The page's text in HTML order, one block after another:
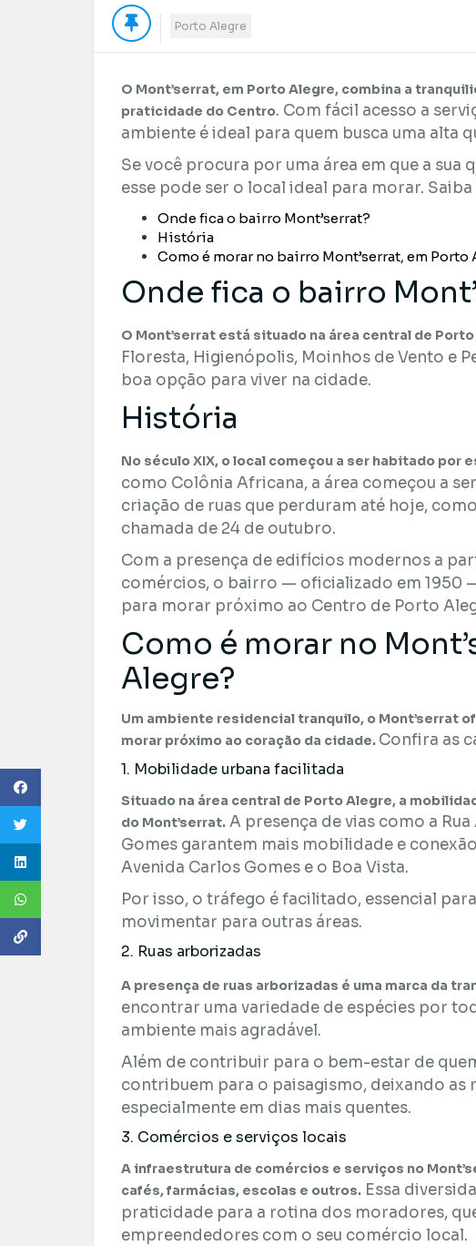
Porto Alegre
O Mont’serrat, em Porto Alegre, combina a
praticidade do Centro. Com fácil acesso a
ambiente é ideal para quem busca uma alta
Se você procura por uma área em que a sua
esse pode ser o local ideal para morar.
Onde fica o bairro Mont’serrat?
História
Como é morar no bairro Mont’serrat, em Porto
Onde fica o bairro
O Mont’serrat está situado na área central de
Floresta, Higienópolis, Moinhos de Vento e
boa opção para viver na cidade.
História
No século XIX, o local começou a ser habitado por
como Colônia Africana, a área começou a
criação de ruas que perduram até hoje,
chamada de 24 de outubro.
Com a presença de edifícios modernos a
comércios, o bairro — oficializado em 1950
para morar próximo ao Centro de Porto
Como é morar no
Alegre?
Um ambiente residencial tranquilo, o Mont’serrat
morar próximo ao coração da cidade. Confira as
1. Mobilidade urbana facilitada
Situado na área central de Porto Alegre, a
do Mont’serrat. A presença de vias como a
Gomes garantem mais mobilidade e
Avenida Carlos Gomes e o Boa Vista.
Por isso, o tráfego é facilitado, essencial
movimentar para outras áreas.
2. Ruas arborizadas
A presença de ruas arborizadas é uma marca da
encontrar uma variedade de espécies por
ambiente mais agradável.
Além de contribuir para o bem-estar de
contribuem para o paisagismo, deixando as
especialmente em dias mais quentes.
3. Comércios e serviços locais
A infraestrutura de comércios e serviços no
cafés, farmácias, escolas e outros. Essa
praticidade para a rotina dos moradores,
empreendedores com o seu comércio local.